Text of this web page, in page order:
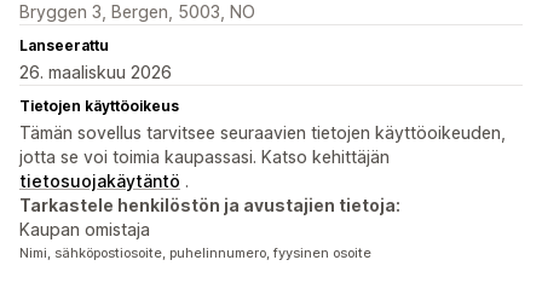
Bryggen 3, Bergen, 5003, NO
Lanseerattu
26. maaliskuu 2026
Tietojen käyttöoikeus
Tämän sovellus tarvitsee seuraavien tietojen käyttöoikeuden,
jotta se voi toimia kaupassasi. Katso kehittäjän
tietosuojakäytäntö .
Tarkastele henkilöstön ja avustajien tietoja:
Kaupan omistaja
Nimi, sähköpostiosoite, puhelinnumero, fyysinen osoite